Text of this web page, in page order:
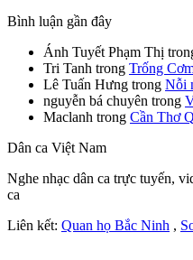
Bình luận gần đây
Ánh Tuyết Phạm Thị
Tri Tanh trong Trống
Lê Tuấn Hưng trong Nỗi
nguyễn bá chuyên trong
Maclanh trong Cần Thơ
Dân ca Việt Nam
Nghe nhạc dân ca trực tuyến,
ca
Liên kết: Quan họ Bắc Ninh ,